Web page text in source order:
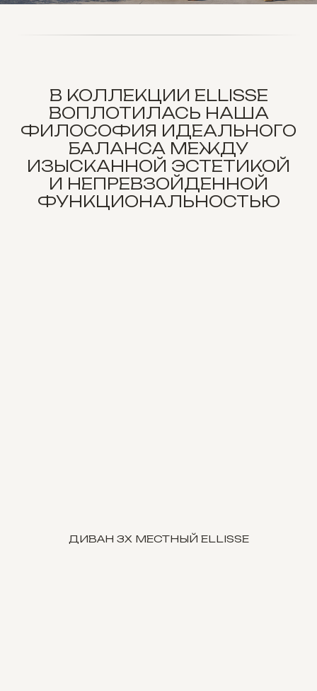
В КОЛЛЕКЦИИ ELLISSE
ВОПЛОТИЛАСЬ НАША
ФИЛОСОФИЯ ИДЕАЛЬНОГО
БАЛАНСА МЕЖДУ
ИЗЫСКАННОЙ ЭСТЕТИКОЙ
И НЕПРЕВЗОЙДЕННОЙ
ФУНКЦИОНАЛЬНОСТЬЮ
ДИВАН 3Х МЕСТНЫЙ ELLISSE